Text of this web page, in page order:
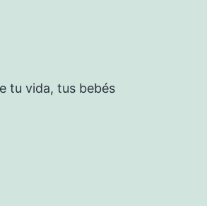
tu vida, tus bebés